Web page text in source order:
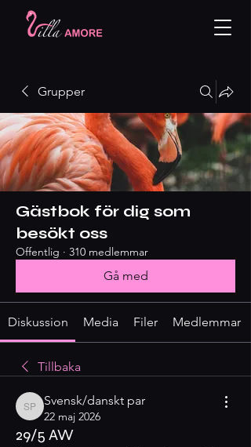
Grupper
Gästbok för dig som
besökt oss
Offentlig · 310 medlemmar
Gå med
Diskussion Media Filer Medlemmar
Tillbaka
Svensk/danskt par
Svensk/danskt par
22 maj 2026
29/5 AW